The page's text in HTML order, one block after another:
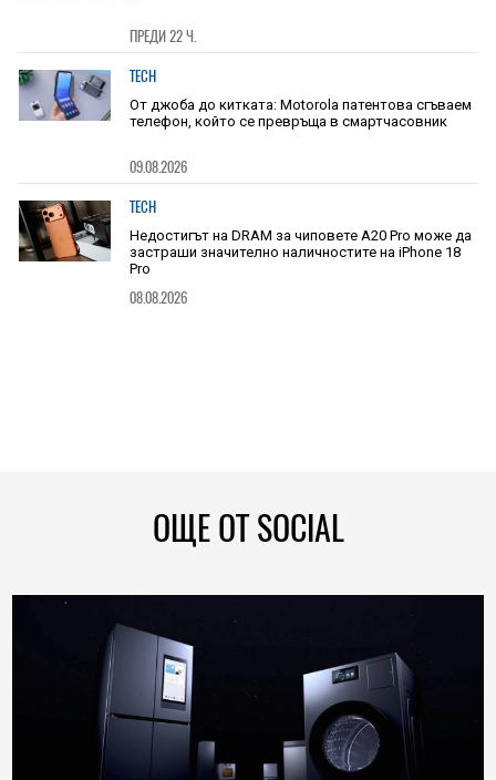
ПРЕДИ 22 Ч.
TECH
От джоба до китката: Motorola патентова сгъваем
телефон, който се превръща в смартчасовник
09.08.2026
TECH
Недостигът на DRAM за чиповете A20 Pro може да
застраши значително наличностите на iPhone 18
Pro
08.08.2026
ОЩЕ ОТ SOCIAL